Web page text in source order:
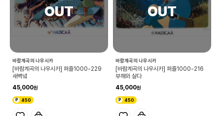
바람계곡의 나우시카
[바람계곡의 나우시카] 퍼즐1000-229
새벽녘
45,000
450
바람계곡의 나우시카
[바람계곡의 나우시카] 퍼즐1000-216
부해와 살다
45,000
450